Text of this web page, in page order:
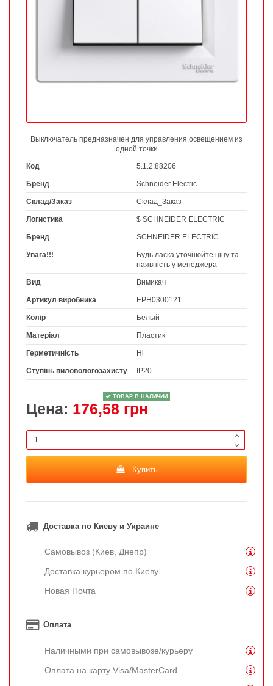
Выключатель предназначен для управления освещением из
одной точки
Код
5.1.2.88206
Бренд Schneider Electric
Склад/Заказ Склад_Заказ
Логистика $ SCHNEIDER ELECTRIC
Бренд SCHNEIDER ELECTRIC
Увага!!!
Будь ласка уточнюйте ціну та
наявність у менеджера
Вид Вимикач
Артикул виробника EPH0300121
Колір Белый
Матеріал Пластик
Герметичність Ні
Ступінь пиловологозахисту IP20
ТОВАР В НАЛИЧИИ
Цена: 176,58 грн
Купить
Доставка по Киеву и Украине
Самовывоз (Киев, Днепр)
Доставка курьером по Киеву
Новая Почта
Оплата
Наличными при самовывозе/курьеру
Оплата на карту Visa/MasterCard